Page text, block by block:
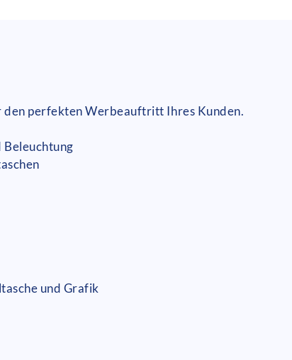
perfekten Werbeauftritt Ihres Kunden.
und Grafik